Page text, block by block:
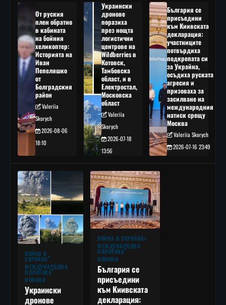
От руския
плен обратно
в кабината
на бойния
хеликоптер:
Историята на
Иван
Пепеляшко
от
Болградския
район
Valeriia
Skorych
2026-08-06
18:10
Украински
дронове
поразиха
през нощта
логистични
центрове на
Wildberries в
Котовск,
Тамбовска
област, и в
Електростал,
Московска
област
Valeriia
Skorych
2026-07-18
13:56
България се
присъедини
към Киивската
декларация:
участниците
потвърдиха
подкрепата си
за Украйна,
осъдиха руската
агресия и
призоваха за
засилване на
международния
натиск срещу
Москва
Valeriia Skorych
2026-07-16 23:49
ВОЙНА В
УКРАЙНА
МЕЖДУНАРОДНА
ПОЛИТИКА
НОВИНИ
Украински
дронове
ВОЙНА В УКРАЙНА
МЕЖДУНАРОДНА
ПОЛИТИКА
НОВИНИ
България се
присъедини
към Киивската
декларация: